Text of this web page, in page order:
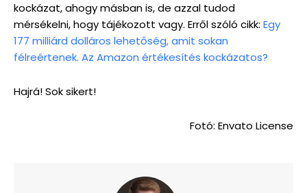
kockázat, ahogy másban is, de azzal tudod
mérsékelni, hogy tájékozott vagy. Erről szóló cikk: Egy
177 milliárd dolláros lehetőség, amit sokan
félreértenek. Az Amazon értékesítés kockázatos?
Hajrá! Sok sikert!
Fotó: Envato License